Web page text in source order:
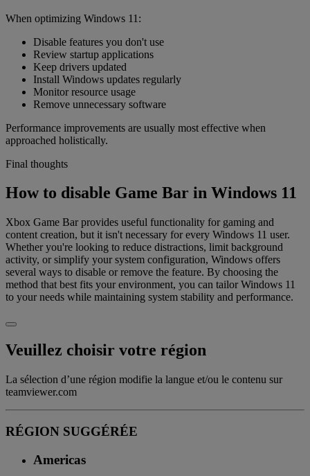
When optimizing Windows 11:
Disable features you don't use
Review startup applications
Keep drivers updated
Install Windows updates regularly
Monitor resource usage
Remove unnecessary software
Performance improvements are usually most effective when
approached holistically.
Final thoughts
How to disable Game Bar in Windows 11
Xbox Game Bar provides useful functionality for gaming and
content creation, but it isn't necessary for every Windows 11 user.
Whether you're looking to reduce distractions, limit background
activity, or simplify your system configuration, Windows offers
several ways to disable or remove the feature. By choosing the
method that best fits your environment, you can tailor Windows 11
to your needs while maintaining system stability and performance.
Veuillez choisir votre région
La sélection d’une région modifie la langue et/ou le contenu sur
teamviewer.com
RÉGION SUGGÉRÉE
Americas